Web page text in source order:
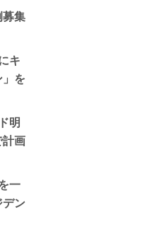
集
キ
を
明
画
一
ン